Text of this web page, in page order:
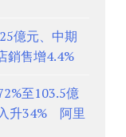
億元、中期
銷售增4.4%
至103.5億
升34% 阿里